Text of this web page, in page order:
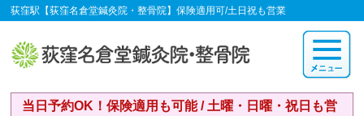
荻窪駅【荻窪名倉堂鍼灸院・整骨院】保険適用可/土日祝も営業
当日予約OK！保険適用も可能 / 土曜・日曜・祝日も営